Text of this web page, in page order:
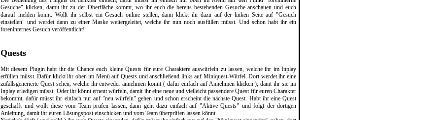
Gesuche" klicken, damit ihr zu der Oberfläche kommt, wo ihr euch die bereits bestehenden Gesuche anschauen und euch
darauf melden könnt. Wollt ihr selbst ein Gesuch online stellen, dann klickt ihr dazu auf der linken Seite auf "Gesuch
einstellen" und werdet dann zu einer Maske weitergeleitet, welche ihr nun noch ausfüllen müsst. Und schon habt ihr ein
foreninternes Gesuch veröffentlicht!
Quests
Mit diesem Plugin habt ihr die Chance euch kleine Quests für eure Charaktere auswürfeln zu lassen, welche ihr im Inplay
erfüllen müsst. Dafür klickt ihr oben im Menü auf Quests und anschließend links auf Miniquest-Würfel. Dort werdet ihr eine
zufallsgenerierte Quest sehen, welche ihr entweder annehmen könnt ( dafür einfach auf Annehmen klicken ), damt ihr sie im
Inplay erledigen müsst. Oder ihr könnt erneut würfeln, damit ihr eine neue und vielleicht passendere Quest für euren Charakter
bekommt, dafür müsst ihr einfach nur auf "neu würfeln" gehen und schon erscheint die nächste Quest. Habt ihr eine Quest
geschafft und wollt diese vom Team prüfen lassen, dann geht dazu einfach auf "Aktive Quests" und folgt der dortigen
Anleitung, damit ihr euren Lösungspost einschicken und vom Team überprüfen lassen könnt.